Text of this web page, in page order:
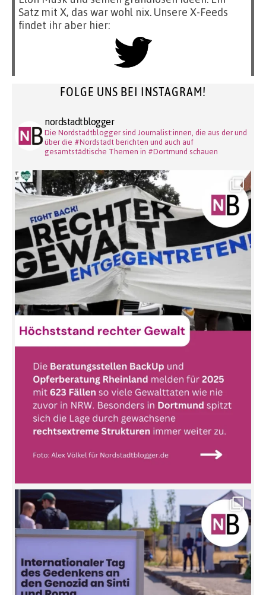
Satz mit X, das war wohl nix. Unsere X-Feeds
findet ihr aber hier:
FOLGE UNS BEI INSTAGRAM!
nordstadtblogger
Die Nordstadtblogger sind Journalist:innen, die aus der und
über die #Nordstadt berichten und auch auf
gesamtstädtische Themen in #Dortmund schauen